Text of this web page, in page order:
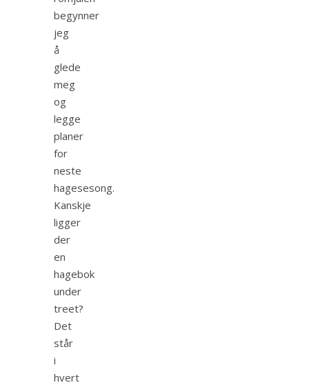
begynner
jeg
å
glede
meg
og
legge
planer
for
neste
hagesesong.
Kanskje
ligger
der
en
hagebok
under
treet?
Det
står
i
hvert